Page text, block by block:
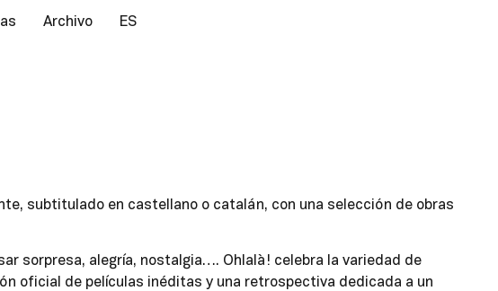
Archivo ES
subtitulado en castellano o catalán, con una selección de obras
sorpresa, alegría, nostalgia…. Ohlalà! celebra la variedad de
oficial de películas inéditas y una retrospectiva dedicada a un